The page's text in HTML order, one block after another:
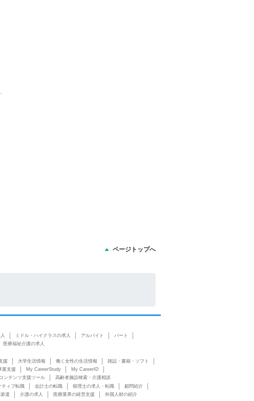
ページトップへ
ミドル・ハイクラスの求人 アルバイト
パート
医療福祉介護の求人
援 大学生活情報 働く女性の生活情報
雑誌・書籍・ソフト
業支援 My CareerStudy
My CareerID
ンテンツ支援ツール
高齢者施設検索・介護相談
ティブ転職 会計士の転職 税理士の求人・転職
顧問紹介
遣 介護の求人 医療業界の経営支援
外国人材の紹介